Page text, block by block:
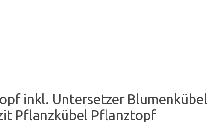
inkl. Untersetzer Blumenkübel
Pflanzkübel Pflanztopf